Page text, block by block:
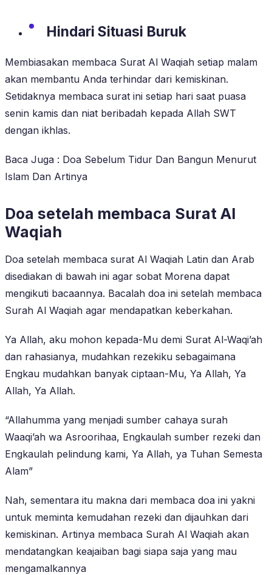
Hindari Situasi Buruk
Membiasakan membaca Surat Al Waqiah setiap malam
akan membantu Anda terhindar dari kemiskinan.
Setidaknya membaca surat ini setiap hari saat puasa
senin kamis dan niat beribadah kepada Allah SWT
dengan ikhlas.
Baca Juga : Doa Sebelum Tidur Dan Bangun Menurut
Islam Dan Artinya
Doa setelah membaca Surat Al
Waqiah
Doa setelah membaca surat Al Waqiah Latin dan Arab
disediakan di bawah ini agar sobat Morena dapat
mengikuti bacaannya. Bacalah doa ini setelah membaca
Surah Al Waqiah agar mendapatkan keberkahan.
Ya Allah, aku mohon kepada-Mu demi Surat Al-Waqi’ah
dan rahasianya, mudahkan rezekiku sebagaimana
Engkau mudahkan banyak ciptaan-Mu, Ya Allah, Ya
Allah, Ya Allah.
“Allahumma yang menjadi sumber cahaya surah
Waaqi’ah wa Asroorihaa, Engkaulah sumber rezeki dan
Engkaulah pelindung kami, Ya Allah, ya Tuhan Semesta
Alam”
Nah, sementara itu makna dari membaca doa ini yakni
untuk meminta kemudahan rezeki dan dijauhkan dari
kemiskinan. Artinya membaca Surah Al Waqiah akan
mendatangkan keajaiban bagi siapa saja yang mau
mengamalkannya